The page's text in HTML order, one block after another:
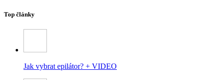
Top články
Jak vybrat epilátor? + VIDEO